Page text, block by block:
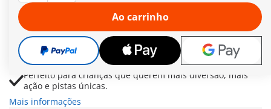
aventuras inesquecíveis com o teu Sky Rider.
Inclui peças extra para prolongar a pista e aumentar a
velocidade e a emoção.
Transforma o teu mundo num incrível parque de
aventuras Sky Trails.
Perfeito para crianças que querem mais diversão, mais
ação e pistas únicas.
Mais informações
Ao carrinho